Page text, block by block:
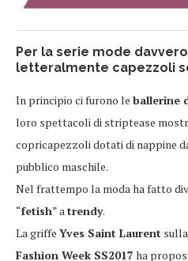
Per la serie mode
letteralmente capezzoli
In principio ci furono le ballerine
loro spettacoli di striptease
copricapezzoli dotati di nappine
pubblico maschile.
Nel frattempo la moda ha fatto
“fetish” a trendy.
La griffe Yves Saint Laurent
Fashion Week SS2017 ha